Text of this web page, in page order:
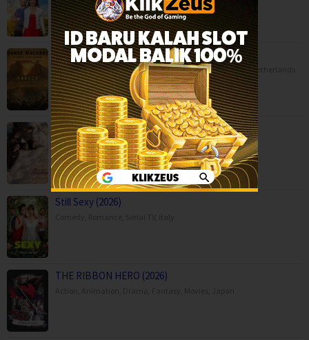
Danse Macabre (2026)
Animation,Horror,Movies,Music,War,Belgium,France,Netherlands
Moda Kavida Vaatavarana (2026)
Drama,Movies,Romance,Science Fiction,
Still Sexy (2026)
THE RIBBON HERO (2026)